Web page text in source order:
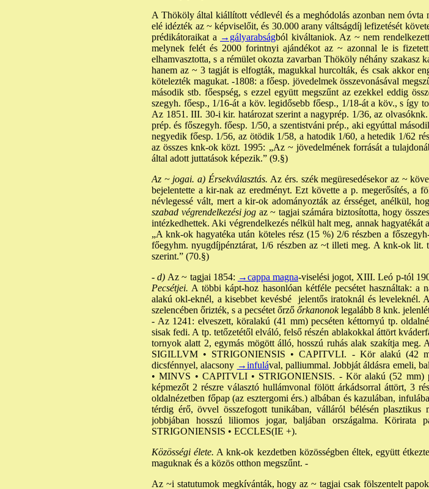
A Thököly által kiállított védlevél és a meghódolás azonban nem
elé idézték az ~ képviselőit, és 30.000 arany váltságdíj lefizetését
prédikátoraikat a →gályarabságból kiváltaniok. Az ~ nem
melynek felét és 2000 forintnyi ajándékot az ~ azonnal le is
elhamvasztotta, s a rémület okozta zavarban Thököly néhány szakasz
hanem az ~ 3 tagját is elfogták, magukkal hurcolták, és csak akkor
kötelezték magukat. -1808: a főesp. jövedelmek összevonásával
második stb. főespség, s ezzel együtt megszűnt az ezekkel eddig
szegyh. főesp., 1/16-át a köv. legidősebb főesp., 1/18-át a köv., s így
Az 1851. III. 30-i kir. határozat szerint a nagyprép. 1/36, az
prép. és főszegyh. főesp. 1/50, a szentistváni prép., aki egyúttal
negyedik főesp. 1/56, az ötödik 1/58, a hatodik 1/60, a hetedik 1/62
az összes knk-ok közt. 1995: „Az ~ jövedelmének forrását a
által adott juttatások képezik.” (9.§)
Az ~ jogai. a) Érsekválasztás. Az érs. szék megüresedésekor az ~
bejelentette a kir-nak az eredményt. Ezt követte a p. megerősítés, a
névlegessé vált, mert a kir-ok adományozták az érsséget, anélkül,
szabad végrendelkezési jog az ~ tagjai számára biztosította, hogy
intézkedhettek. Aki végrendelkezés nélkül halt meg, annak
„A knk-ok hagyatéka után köteles rész (15 %) 2/6 részben a
főegyhm. nyugdíjpénztárat, 1/6 részben az ~t illeti meg. A knk-ok lit.
szerint.” (70.§)
- d) Az ~ tagjai 1854: →cappa magna-viselési jogot, XIII. Leó p-tól
Pecsétjei. A többi kápt-hoz hasonlóan kétféle pecsétet használtak: a
alakú okl-eknél, a kisebbet kevésbé jelentős iratoknál és leveleknél.
szelencében őrizték, s a pecsétet őrző őrkanonoklegalább 8 knk.
- Az 1241: elveszett, köralakú (41 mm) pecséten kéttornyú tp.
sisak fedi. A tp. tetőzetétől elváló, felső részén ablakokkal áttört
tornyok alatt 2, egymás mögött álló, hosszú ruhás alak szakítja
SIGILLVM • STRIGONIENSIS • CAPITVLI. - Kör alakú (42
dicsfénnyel, alacsony →infulával, palliummal. Jobbját áldásra emeli,
• MINVS • CAPITVLI • STRIGONIENSIS. - Kör alakú (52 mm)
képmezőt 2 részre választó hullámvonal fölött árkádsorral áttört, 3
oldalnézetben főpap (az esztergomi érs.) albában és kazulában,
térdig érő, övvel összefogott tunikában, válláról bélésén
jobbjában hosszú liliomos jogar, baljában országalma.
STRIGONIENSIS • ECCLES(IE +).
Közösségi élete. A knk-ok kezdetben közösségben éltek, együtt
maguknak és a közös otthon megszűnt. -
Az ~i statutumok megkívánták, hogy az ~ tagjai csak fölszentelt